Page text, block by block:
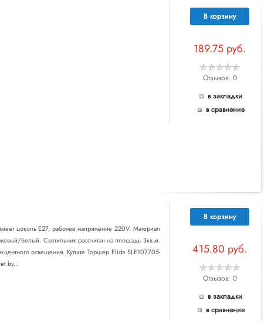
В корзину
189.75 руб.
Отзывов: 0
в закладки
в сравнение
В корзину
415.80 руб.
Отзывов: 0
в закладки
в сравнение
цоколь E27, рабочее напряжение 220V. Материал
Белый. Светильник рассчитан на площадь 3кв.м.
освещения. Купите Торшер Elida SLE107705-